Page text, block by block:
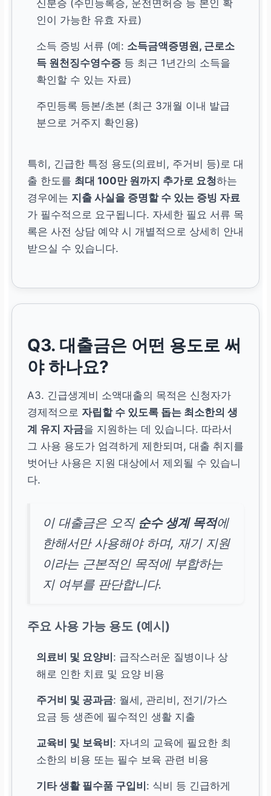
신분증 (주민등록증, 운전면허증 등 본인 확
인이 가능한 유효 자료)
소득 증빙 서류 (예: 소득금액증명원, 근로소
득 원천징수영수증 등 최근 1년간의 소득을
확인할 수 있는 자료)
주민등록 등본/초본 (최근 3개월 이내 발급
분으로 거주지 확인용)
특히, 긴급한 특정 용도(의료비, 주거비 등)로 대
출 한도를 최대 100만 원까지 추가로 요청하는
경우에는 지출 사실을 증명할 수 있는 증빙 자료
가 필수적으로 요구됩니다. 자세한 필요 서류 목
록은 사전 상담 예약 시 개별적으로 상세히 안내
받으실 수 있습니다.
Q3. 대출금은 어떤 용도로 써
야 하나요?
A3. 긴급생계비 소액대출의 목적은 신청자가
경제적으로 자립할 수 있도록 돕는 최소한의 생
계 유지 자금을 지원하는 데 있습니다. 따라서
그 사용 용도가 엄격하게 제한되며, 대출 취지를
벗어난 사용은 지원 대상에서 제외될 수 있습니
다.
이 대출금은 오직 순수 생계 목적에
한해서만 사용해야 하며, 재기 지원
이라는 근본적인 목적에 부합하는
지 여부를 판단합니다.
주요 사용 가능 용도 (예시)
의료비 및 요양비 : 급작스러운 질병이나 상
해로 인한 치료 및 요양 비용
주거비 및 공과금: 월세, 관리비, 전기/가스
요금 등 생존에 필수적인 생활 지출
교육비 및 보육비 : 자녀의 교육에 필요한 최
소한의 비용 또는 필수 보육 관련 비용
기타 생활 필수품 구입비 : 식비 등 긴급하게